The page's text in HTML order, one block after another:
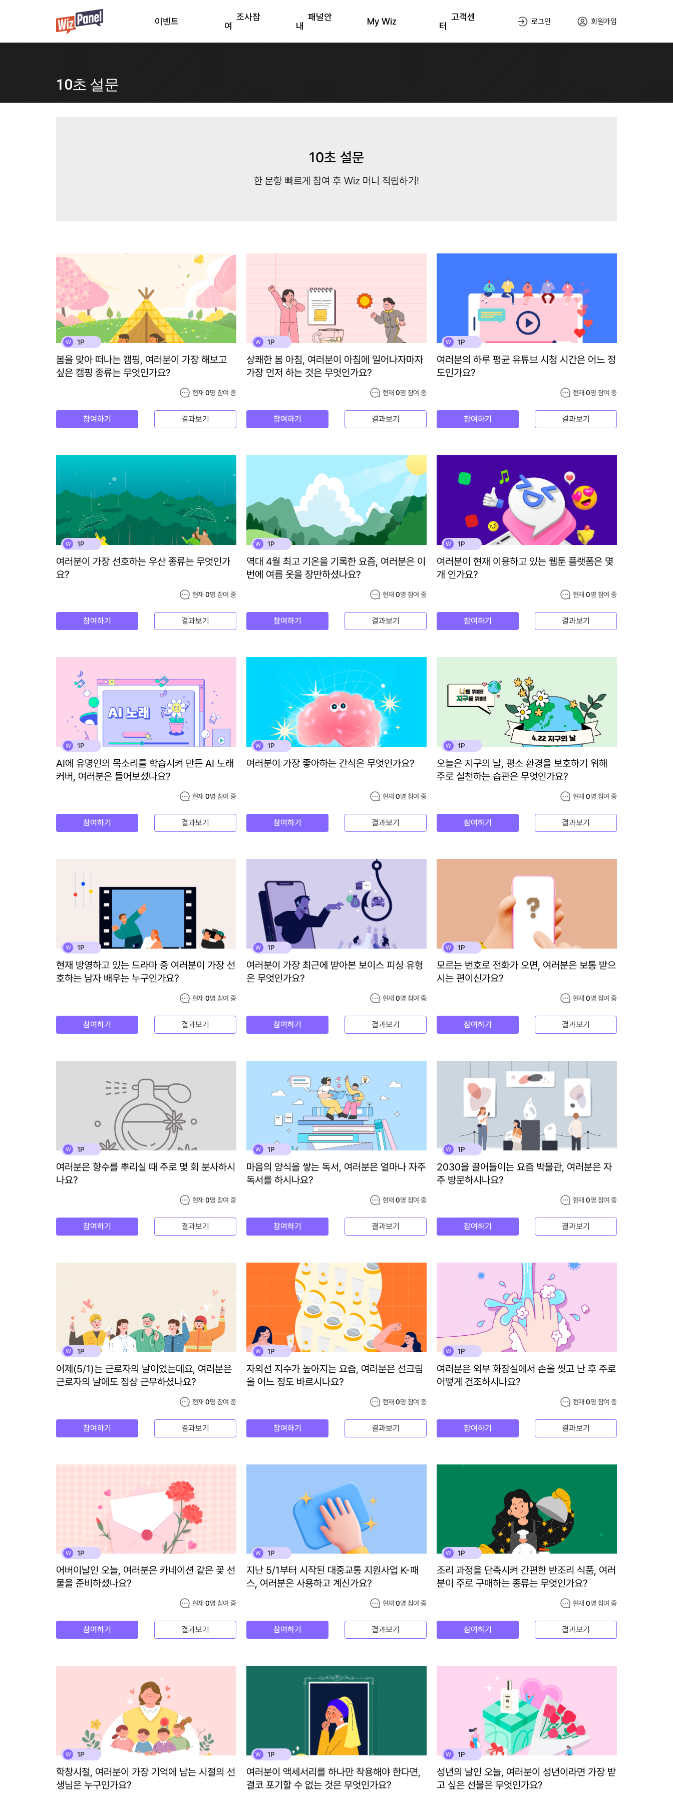
이벤트
조사참
여
패널안
내
My Wiz
고객센
터
로그인 회원가입
10초 설문
10초 설문
한 문항 빠르게 참여 후 Wiz 머니 적립하기!
W 1P
봄을 맞아 떠나는 캠핑, 여러분이 가장 해보고
싶은 캠핑 종류는 무엇인가요?
현재0명 참여 중
참여하기 결과보기
W 1P
상쾌한 봄 아침, 여러분이 아침에 일어나자마자
가장 먼저 하는 것은 무엇인가요?
현재0명 참여 중
참여하기 결과보기
W 1P
여러분의 하루 평균 유튜브 시청 시간은 어느 정
도인가요?
현재0명 참여 중
참여하기 결과보기
W 1P
여러분이 가장 선호하는 우산 종류는 무엇인가
요?
현재0명 참여 중
참여하기 결과보기
W 1P
역대 4월 최고 기온을 기록한 요즘, 여러분은 이
번에 여름 옷을 장만하셨나요?
현재0명 참여 중
참여하기 결과보기
W 1P
여러분이 현재 이용하고 있는 웹툰 플랫폼은 몇
개 인가요?
현재0명 참여 중
참여하기 결과보기
W 1P
AI에 유명인의 목소리를 학습시켜 만든 AI 노래
커버, 여러분은 들어보셨나요?
현재0명 참여 중
참여하기 결과보기
W 1P
여러분이 가장 좋아하는 간식은 무엇인가요?
현재0명 참여 중
참여하기 결과보기
W 1P
오늘은 지구의 날, 평소 환경을 보호하기 위해
주로 실천하는 습관은 무엇인가요?
현재0명 참여 중
참여하기 결과보기
W 1P
현재 방영하고 있는 드라마 중 여러분이 가장 선
호하는 남자 배우는 누구인가요?
현재0명 참여 중
참여하기 결과보기
W 1P
여러분이 가장 최근에 받아본 보이스 피싱 유형
은 무엇인가요?
현재0명 참여 중
참여하기 결과보기
W 1P
모르는 번호로 전화가 오면, 여러분은 보통 받으
시는 편이신가요?
현재0명 참여 중
참여하기 결과보기
W 1P
여러분은 향수를 뿌리실 때 주로 몇 회 분사하시
나요?
현재0명 참여 중
참여하기 결과보기
W 1P
마음의 양식을 쌓는 독서, 여러분은 얼마나 자주
독서를 하시나요?
현재0명 참여 중
참여하기 결과보기
W 1P
2030을 끌어들이는 요즘 박물관, 여러분은 자
주 방문하시나요?
현재0명 참여 중
참여하기 결과보기
W 1P
어제(5/1)는 근로자의 날이었는데요, 여러분은
근로자의 날에도 정상 근무하셨나요?
현재0명 참여 중
참여하기 결과보기
W 1P
자외선 지수가 높아지는 요즘, 여러분은 선크림
을 어느 정도 바르시나요?
현재0명 참여 중
참여하기 결과보기
W 1P
여러분은 외부 화장실에서 손을 씻고 난 후 주로
어떻게 건조하시나요?
현재0명 참여 중
참여하기 결과보기
W 1P
어버이날인 오늘, 여러분은 카네이션 같은 꽃 선
물을 준비하셨나요?
현재0명 참여 중
참여하기 결과보기
W 1P
지난 5/1부터 시작된 대중교통 지원사업 K-패
스, 여러분은 사용하고 계신가요?
현재0명 참여 중
참여하기 결과보기
W 1P
조리 과정을 단축시켜 간편한 반조리 식품, 여러
분이 주로 구매하는 종류는 무엇인가요?
현재0명 참여 중
참여하기 결과보기
W 1P
학창시절, 여러분이 가장 기억에 남는 시절의 선
생님은 누구인가요?
W 1P
여러분이 액세서리를 하나만 착용해야 한다면,
결코 포기할 수 없는 것은 무엇인가요?
W 1P
성년의 날인 오늘, 여러분이 성년이라면 가장 받
고 싶은 선물은 무엇인가요?